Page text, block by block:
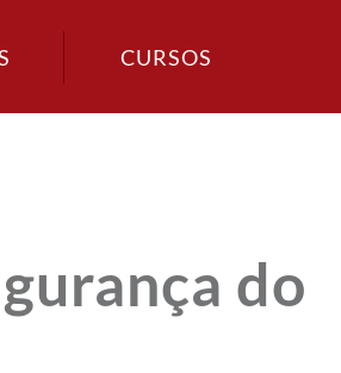
CURSOS
do